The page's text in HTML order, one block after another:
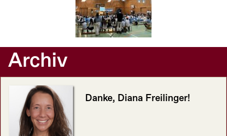
Archiv
Danke, Diana Freilinger!